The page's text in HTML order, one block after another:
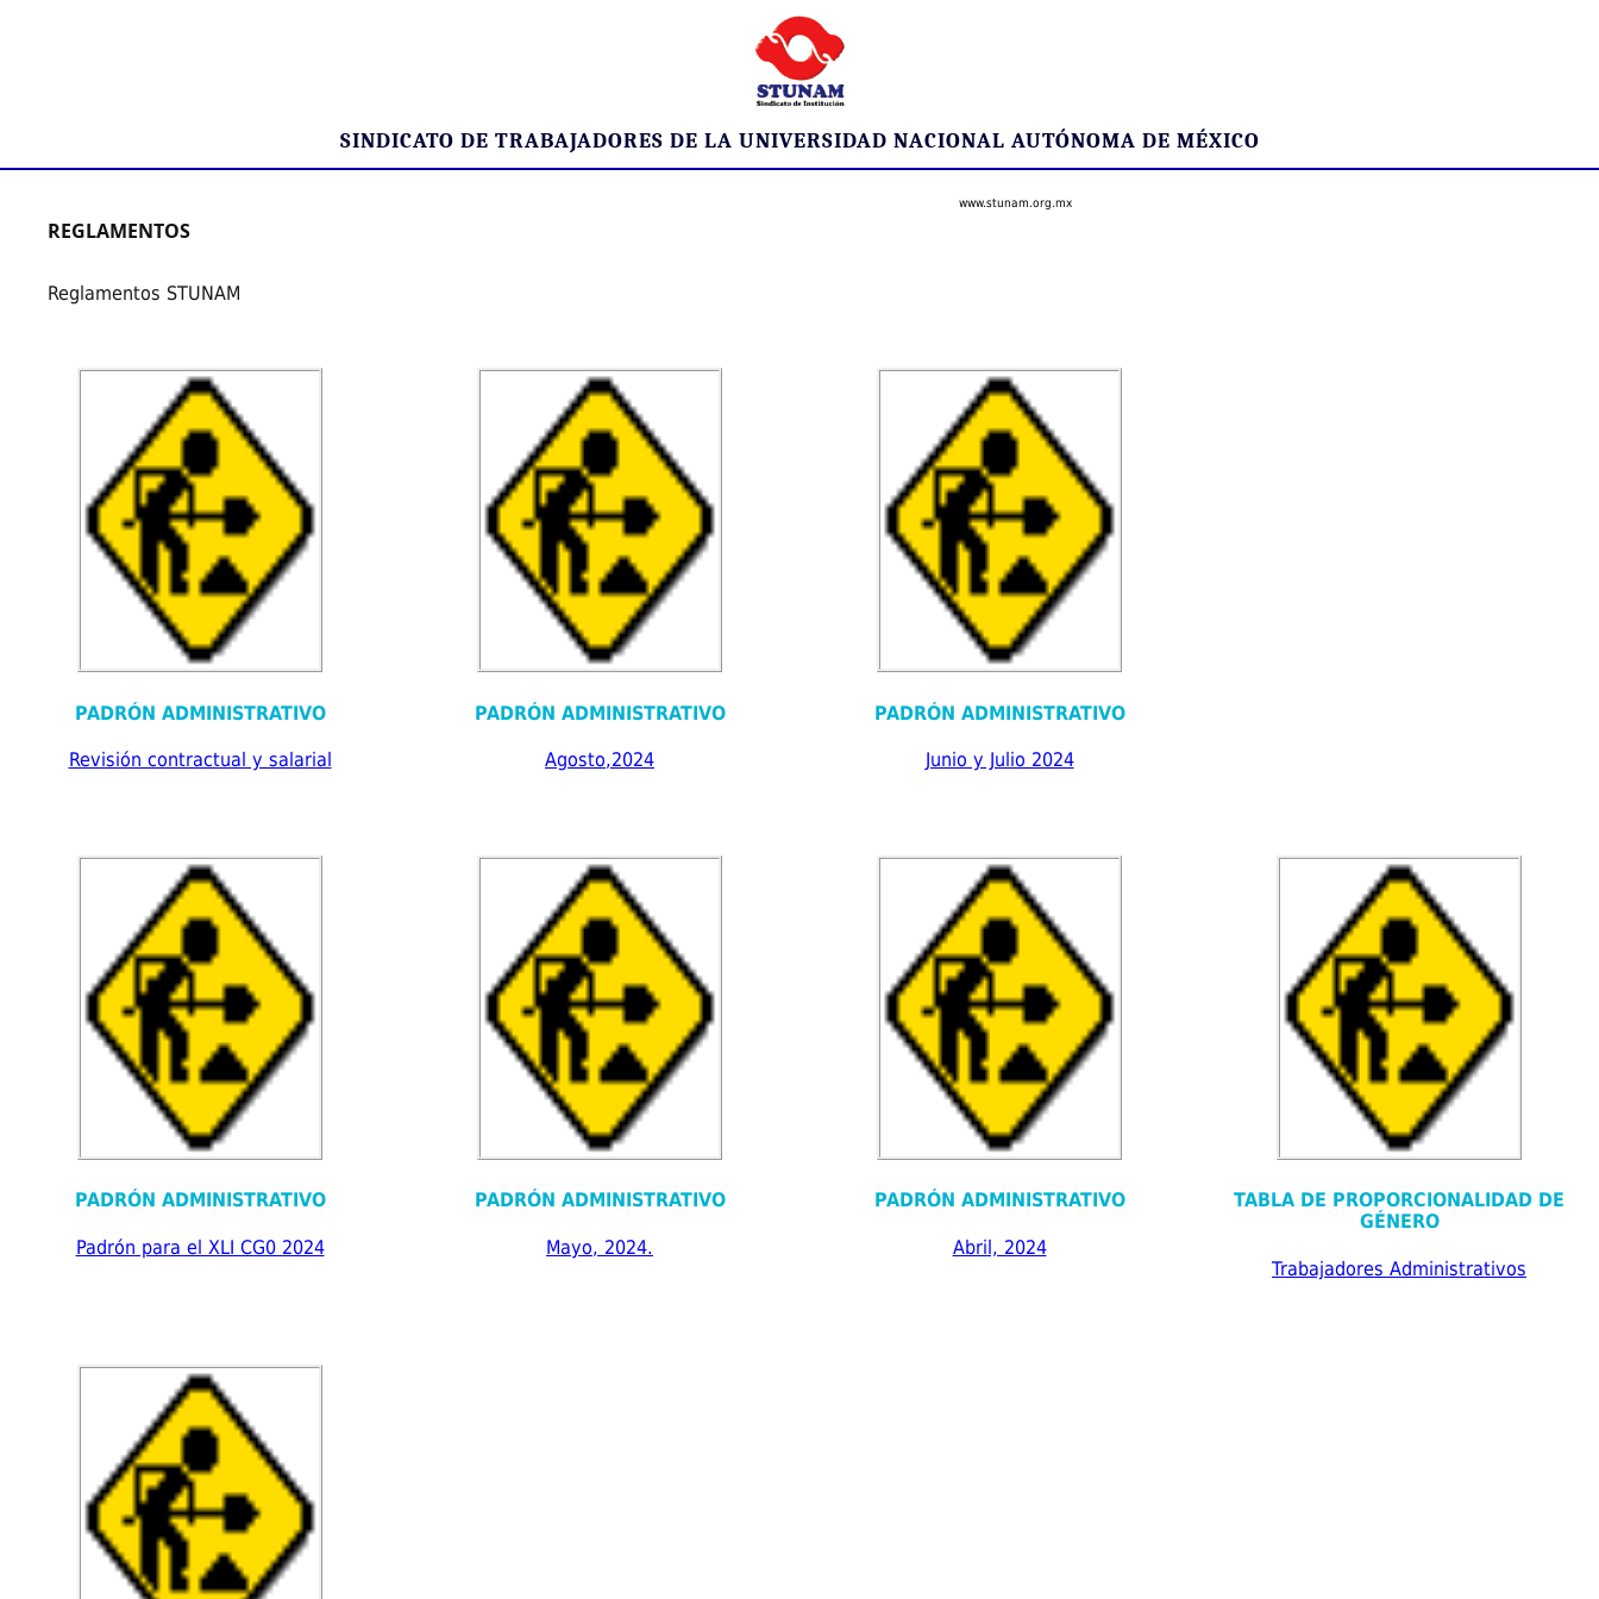
SINDICATO DE TRABAJADORES DE LA UNIVERSIDAD NACIONAL AUTÓNOMA DE MÉXICO
REGLAMENTOS
Reglamentos STUNAM
www.stunam.org.mx
PADRÓN ADMINISTRATIVO
Revisión contractual y salarial
PADRÓN ADMINISTRATIVO
Agosto,2024
PADRÓN ADMINISTRATIVO
Junio y Julio 2024
PADRÓN ADMINISTRATIVO
Padrón para el XLI CG0 2024
PADRÓN ADMINISTRATIVO
Mayo, 2024.
PADRÓN ADMINISTRATIVO
Abril, 2024
TABLA DE PROPORCIONALIDAD DE
GÉNERO
Trabajadores Administrativos